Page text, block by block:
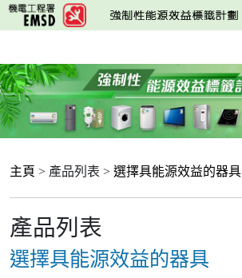
跳
至
要
內
容
主頁 > 產品列表 > 選擇具能源效益的器具
產品列表
選擇具能源效益的器具